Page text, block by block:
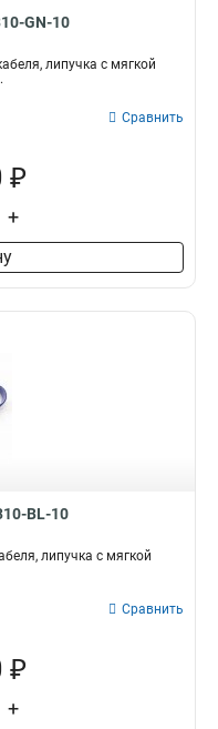
GN-10
липучка с мягкой
Сравнить
₽
+
BL-10
липучка с мягкой
Сравнить
₽
+